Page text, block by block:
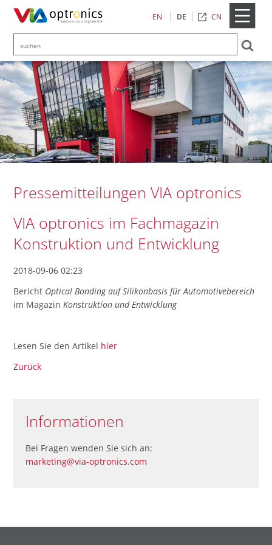
EN DE CN
Pressemitteilungen VIA optronics
VIA optronics im Fachmagazin
Konstruktion und Entwicklung
2018-09-06 02:23
Bericht Optical Bonding auf Silikonbasis für Automotivebereich
im MagazinKonstruktion und Entwicklung
Lesen Sie den Artikel hier
Zurück
Informationen
Bei Fragen wenden Sie sich an:
marketing@via-optronics.com